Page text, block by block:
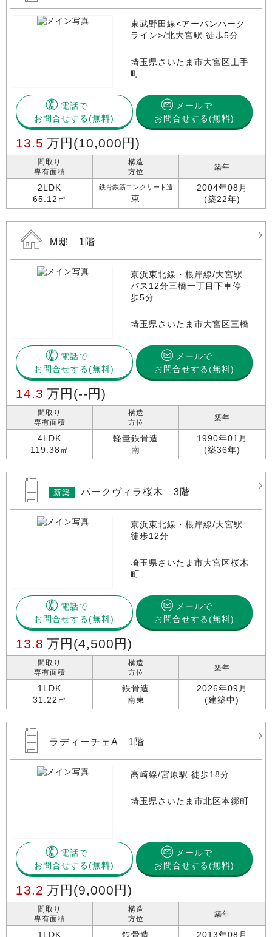
東武野田線<アーバンパーク
ライン>/北大宮駅 徒歩5分
埼玉県さいたま市大宮区土手
町
電話で
お問合せする
メールで
お問合せする(無料)
13.5 万円 (10,000円)
間取り
専有面積
2LDK
65.12㎡
構造
方位
鉄骨鉄筋コンクリート造
東
築年
2004年08月
(築22年)
M邸 1階
京浜東北線・根岸線/大宮駅
バス12分三橋一丁目下車停
歩5分
埼玉県さいたま市大宮区三橋
電話で
お問合せする
メールで
お問合せする(無料)
14.3 万円 (--円)
間取り
専有面積
4LDK
119.38㎡
構造
方位
軽量鉄骨造
南
築年
1990年01月
(築36年)
新築 パークヴィラ桜木 3階
京浜東北線・根岸線/大宮駅
徒歩12分
埼玉県さいたま市大宮区桜木
町
電話で
お問合せする
メールで
お問合せする(無料)
13.8 万円 (4,500円)
間取り
専有面積
1LDK
31.22㎡
構造
方位
鉄骨造
南東
築年
2026年09月
(建築中)
ラディーチェA 1階
高崎線/宮原駅 徒歩18分
埼玉県さいたま市北区本郷町
電話で
お問合せする
メールで
お問合せする(無料)
13.2 万円 (9,000円)
間取り
専有面積
1LDK
構造
方位
鉄骨造
築年
2013年08月